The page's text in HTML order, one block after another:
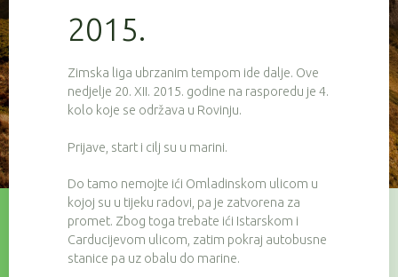
2015.
Zimska liga ubrzanim tempom ide dalje. Ove
nedjelje 20. XII. 2015. godine na rasporedu je 4.
kolo koje se održava u Rovinju.
Prijave, start i cilj su u marini.
Do tamo nemojte ići Omladinskom ulicom u
kojoj su u tijeku radovi, pa je zatvorena za
promet. Zbog toga trebate ići Istarskom i
Carducijevom ulicom, zatim pokraj autobusne
stanice pa uz obalu do marine.